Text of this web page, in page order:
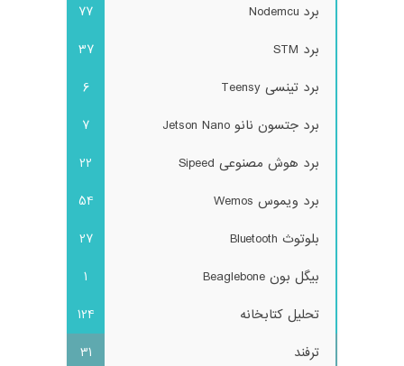
برد Nodemcu
77
برد STM
37
برد تینسی Teensy
6
برد جتسون نانو Jetson Nano
7
برد هوش مصنوعی Sipeed
22
برد ویموس Wemos
54
بلوتوث Bluetooth
27
بیگل بون Beaglebone
1
تحلیل کتابخانه
124
ترفند
31